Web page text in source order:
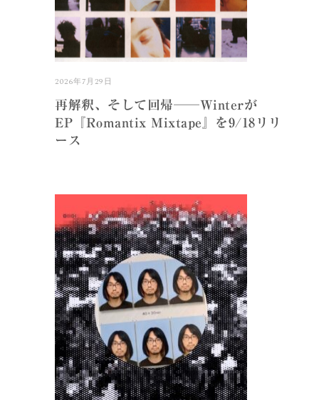
2026年7月29日
再解釈、そして回帰──Winterが
EP『Romantix Mixtape』を9/18リリ
ース